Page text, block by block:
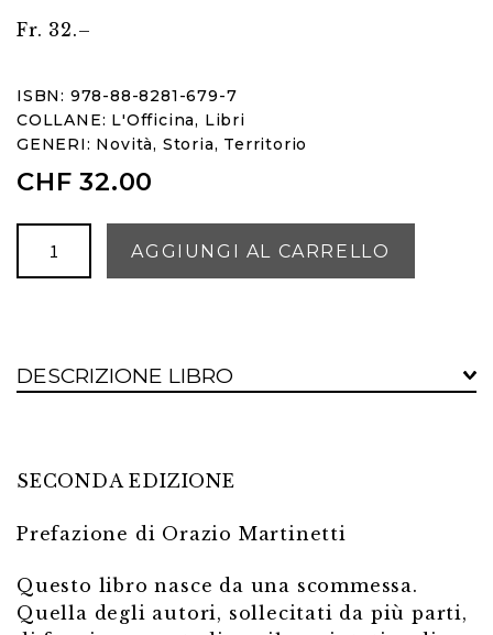
Fr. 32.–
ISBN: 978-88-8281-679-7
COLLANE: L'Officina, Libri
GENERI: Novità, Storia, Territorio
CHF 32.00
Ticino
AGGIUNGI AL CARRELLO
DESCRIZIONE LIBRO
SECONDA EDIZIONE
Prefazione di Orazio Martinetti
Questo libro nasce da una scommessa.
Quella degli autori, sollecitati da più parti,